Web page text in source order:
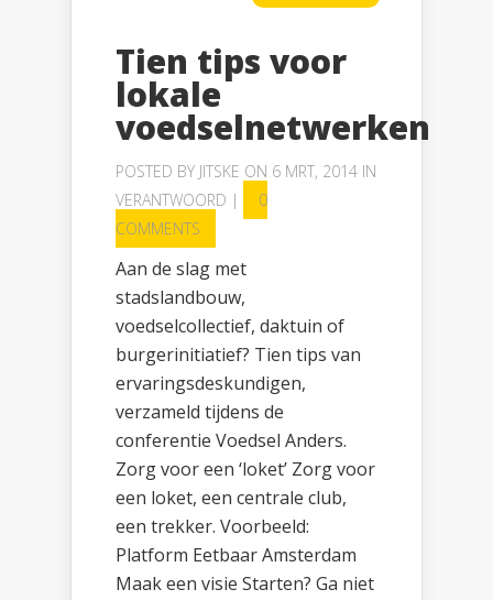
Tien tips voor
lokale
voedselnetwerken
POSTED BY JITSKE ON 6 MRT, 2014 IN
VERANTWOORD |
0
COMMENTS
Aan de slag met
stadslandbouw,
voedselcollectief, daktuin of
burgerinitiatief? Tien tips van
ervaringsdeskundigen,
verzameld tijdens de
conferentie Voedsel Anders.
Zorg voor een ‘loket’ Zorg voor
een loket, een centrale club,
een trekker. Voorbeeld:
Platform Eetbaar Amsterdam
Maak een visie Starten? Ga niet